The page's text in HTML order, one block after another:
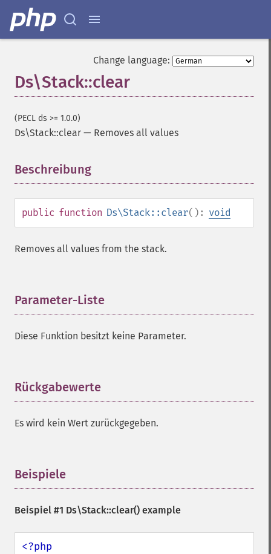
Change language:
Ds\Stack::clear
(PECL ds >= 1.0.0)
Ds\Stack::clear — Removes all values
Beschreibung
public function Ds\Stack::clear(): void
Removes all values from the stack.
Parameter-Liste
Diese Funktion besitzt keine Parameter.
Rückgabewerte
Es wird kein Wert zurückgegeben.
Beispiele
Beispiel #1 Ds\Stack::clear() example
<?php